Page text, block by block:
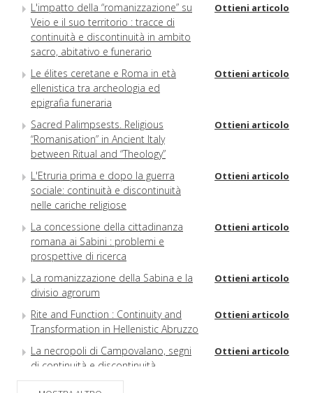
L'impatto della “romanizzazione” su
Veio e il suo territorio : tracce di
continuità e discontinuità in ambito
sacro, abitativo e funerario
Ottieni articolo
Le élites ceretane e Roma in età
ellenistica tra archeologia ed
epigrafia funeraria
Ottieni articolo
Sacred Palimpsests. Religious
“Romanisation” in Ancient Italy
between Ritual and “Theology”
Ottieni articolo
L'Etruria prima e dopo la guerra
sociale: continuità e discontinuità
nelle cariche religiose
Ottieni articolo
La concessione della cittadinanza
romana ai Sabini : problemi e
prospettive di ricerca
Ottieni articolo
La romanizzazione della Sabina e la
divisio agrorum
Ottieni articolo
Rite and Function : Continuity and
Transformation in Hellenistic Abruzzo
Ottieni articolo
La necropoli di Campovalano, segni
di continuità e discontinuità
Ottieni articolo